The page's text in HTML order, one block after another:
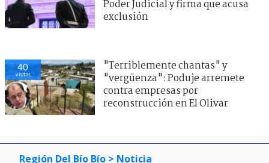
Poder Judicial y firma que acusa
exclusión
40
visitas
"Terriblemente chantas" y
"vergüenza": Poduje arremete
contra empresas por
reconstrucción en El Olivar
Región Del Bío Bío > Noticia